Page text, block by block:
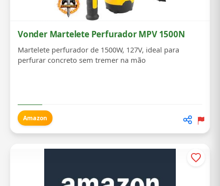
Vonder Martelete Perfurador MPV 1500N
Martelete perfurador de 1500W, 127V, ideal para
perfurar concreto sem tremer na mão
Amazon